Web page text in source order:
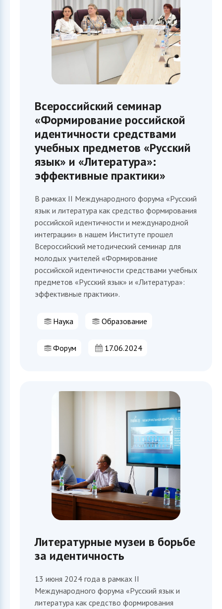
Всероссийский семинар
«Формирование российской
идентичности средствами
учебных предметов «Русский
язык» и «Литература»:
эффективные практики»
В рамках II Международного форума «Русский
язык и литература как средство формирования
российской идентичности и международной
интеграции» в нашем Институте прошел
Всероссийский методический семинар для
молодых учителей «Формирование
российской идентичности средствами учебных
предметов «Русский язык» и «Литература»:
эффективные практики».
Наука Образование
Форум 17.06.2024
Литературные музеи в борьбе
за идентичность
13 июня 2024 года в рамках II
Международного форума «Русский язык и
литература как средство формирования